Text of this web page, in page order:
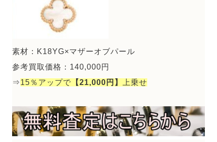
素材：K18YG×マザーオブパール
参考買取価格：140,000円
⇒15％アップで 【21,000円】 上乗せ